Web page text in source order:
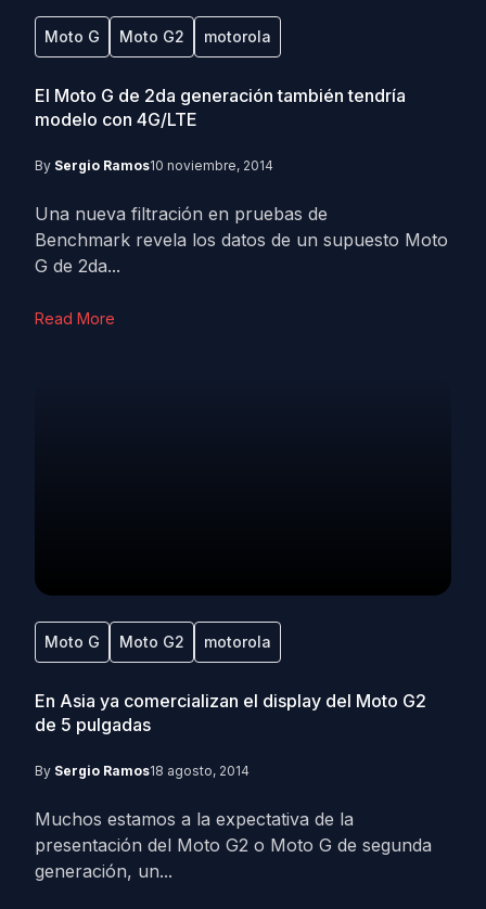
Moto G Moto G2 motorola
El Moto G de 2da generación también tendría
modelo con 4G/LTE
By Sergio Ramos10 noviembre, 2014
Una nueva filtración en pruebas de
Benchmark revela los datos de un supuesto Moto
G de 2da...
Read More
Moto G Moto G2 motorola
En Asia ya comercializan el display del Moto G2
de 5 pulgadas
By Sergio Ramos18 agosto, 2014
Muchos estamos a la expectativa de la
presentación del Moto G2 o Moto G de segunda
generación, un...